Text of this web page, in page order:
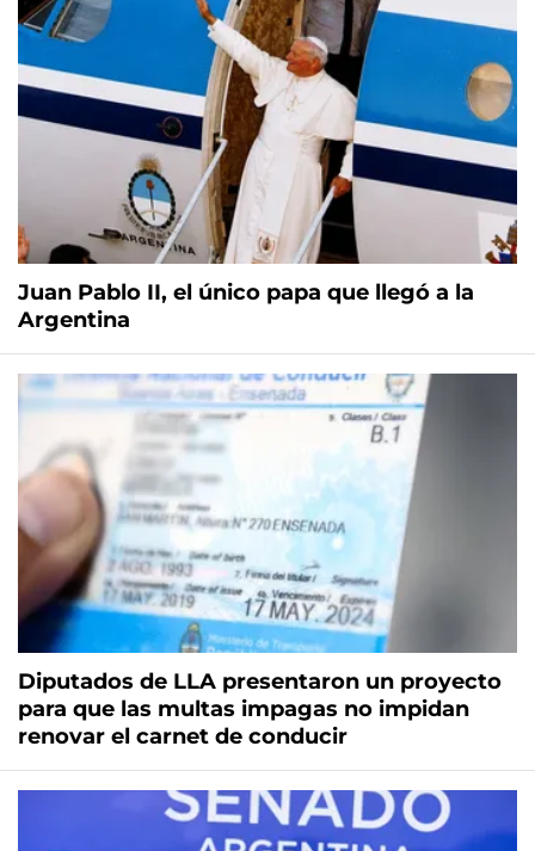
Juan Pablo II, el único papa que llegó a la
Argentina
Diputados de LLA presentaron un proyecto
para que las multas impagas no impidan
renovar el carnet de conducir